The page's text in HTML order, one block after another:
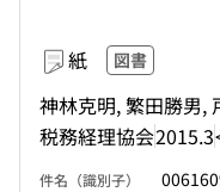
紙 図書
神林克明, 繁田勝男,
税務経理協会2015.3
件名（識別子）